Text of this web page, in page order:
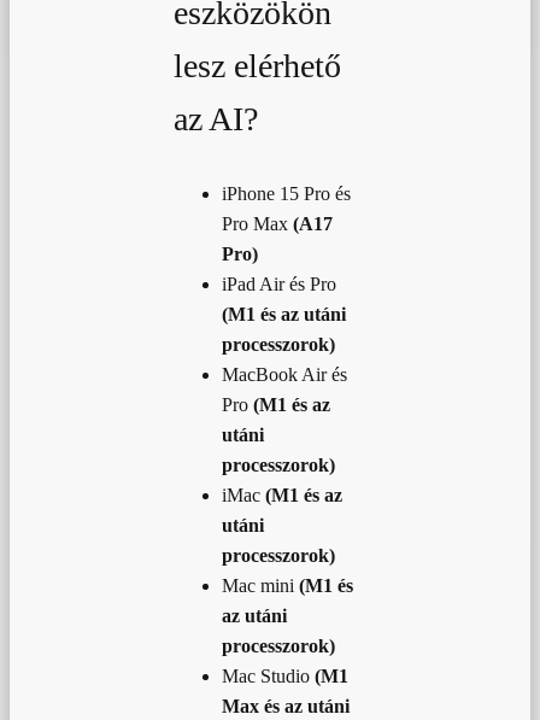
eszközökön
lesz elérhető
az AI?
iPhone 15 Pro és
Pro Max (A17
Pro)
iPad Air és Pro
(M1 és az utáni
processzorok)
MacBook Air és
Pro (M1 és az
utáni
processzorok)
iMac (M1 és az
utáni
processzorok)
Mac mini (M1 és
az utáni
processzorok)
Mac Studio (M1
Max és az utáni